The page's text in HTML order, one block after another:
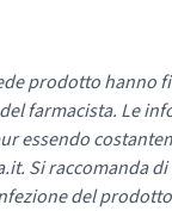
prodotto hanno
farmacista. Le
essendo
Si raccomanda
del